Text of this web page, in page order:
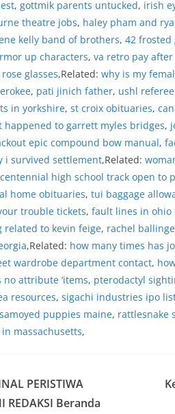
kehadiran dan kedekatan personel
masyarakat. Melalui kegiatan
Bhabinkamtibmas tidak hanya
penyampai informasi dan imbauan,
mitra masyarakat dalam menjaga
secara bersama-sama.‎‎Kehadiran
tengah-tengah warga diharapkan
mempererat hubungan kemitraan
masyarakat, sekaligus membangun
warga akan pentingnya menjaga
dan kekompakan lingkungan,
menyambut momentum bersejarah
Republik Indonesia.‎Kegiatan
terus dilaksanakan secara rutin
wilayah Kelurahan Sunggal sebagai
menciptakan situasi Kamtibmas
sekaligus menumbuhkan semangat
dalam menyambut Hari
Bhabinkamtibmas Polsek Medan
Kelurahan Sunggal, Ingatkan
Putih Jelang HUT Kemerdekaan
— Dalam rangka menyambut Hari
Kemerdekaan Republik Indonesia
Rabu (05/08/2026).‎‎Kegiatan
pukul 09.00 WIB hingga selesai,
, gottmik parents untucked, irish
theatre jobs, haley pham and
kelly band of brothers, 42 frosted
up characters, va retro pay
glasses,Related: why is my
, pati jinich father, ushl
in yorkshire, st croix obituaries,
happened to garrett myles bridges,
epic compound bow manual,
i survived settlement,Related:
centennial high school track open to
home obituaries, tui baggage
trouble tickets, fault lines in ohio
related to kevin feige, rachel
,Related: how many times has
wardrobe department contact,
no attribute ‘items, pterodactyl
resources, sigachi industries ipo
samoyed puppies maine, rattlesnake
massachusetts,
PERISTIWA
REDAKSI Beranda